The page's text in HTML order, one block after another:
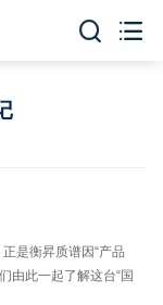
 
是衡昇质谱因“产品
由此一起了解这台“国